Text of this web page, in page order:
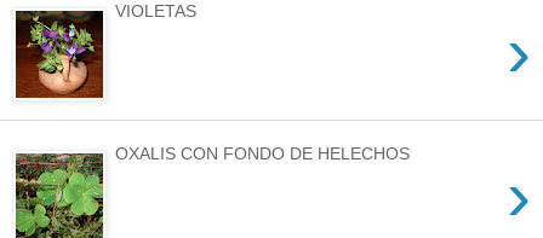
›
VIOLETAS
›
OXALIS CON FONDO DE HELECHOS